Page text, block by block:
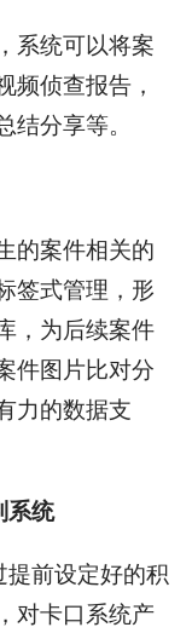
统可以将案
频侦查报告，
分享等。
案件相关的
签式管理，形
，为后续案件
件图片比对分
力的数据支
统
前设定好的积
对卡口系统产